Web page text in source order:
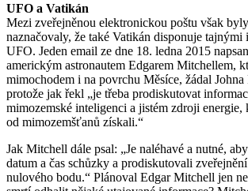
UFO a Vatikán
Mezi zveřejněnou elektronickou poštu však
naznačovaly, že také Vatikán disponuje tajnými
UFO. Jeden email ze dne 18. ledna 2015
americkým astronautem Edgarem Mitchellem,
mimochodem i na povrchu Měsíce, žádal Johna
protože jak řekl „je třeba prodiskutovat
mimozemské inteligenci a jistém zdroji energie,
od mimozemšťanů získali.“
Jak Mitchell dále psal: „Je naléhavé a nutné,
datum a čas schůzky a prodiskutovali
nulového bodu.“ Plánoval Edgar Mitchell jen